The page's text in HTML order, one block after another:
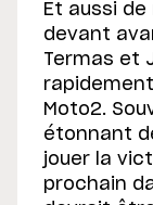
Et aussi
devant
Termas et
Moto2.
étonnant
jouer la
prochain